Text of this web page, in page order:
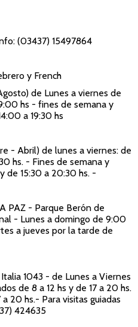
(03437) 15497864
y French
de Lunes a viernes de
hs - fines de semana y
a 19:30 hs
- Abril) de lunes a viernes: de
hs. - Fines de semana y
de 15:30 a 20:30 hs. -
PAZ - Parque Berón de
- Lunes a domingo de 9:00
a jueves por la tarde de
Italia 1043 - de Lunes a Viernes
de 8 a 12 hs y de 17 a 20 hs.
a 20 hs.- Para visitas guiadas
424635